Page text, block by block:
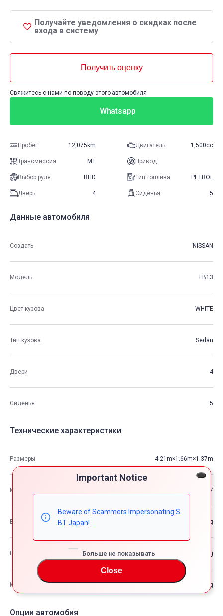
Important Notice
Beware of Scammers Impersonating S
BT Japan!
Больше не показывать
Close
Получайте уведомления о скидках после
входа в систему
Получить оценку
Свяжитесь с нами по поводу этого автомобиля
Whatsapp
Пробег 12,075km Двигатель 1,500cc
Трансмиссия MT Привод
Выбор руля RHD Тип топлива PETROL
Дверь 4 Сиденья 5
Данные автомобиля
Создать NISSAN
Модель FB13
Цвет кузова WHITE
Тип кузова Sedan
Двери 4
Сиденья 5
Технические характеристики
Размеры 4.21m×1.66m×1.37m
М3 9.57
Вес автомобиля —kg
Разрешенная максимальная масса транспортного средства —kg
Максимальная грузоподъемность —kg
Опции автомобия